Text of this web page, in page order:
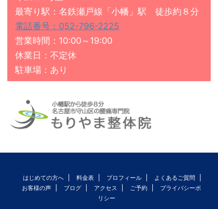
最寄り駅：名鉄瀬戸線「小幡」駅 徒歩約８分
電話番号：052-796-2225
営業時間：10:00～19:00
休業日：不定休
駐車場：あり
はじめての方へ 料金表 プロフィール
よくあるご質問
お客様の声
ブログ アクセス ご予約
プライバシーポ
リシー